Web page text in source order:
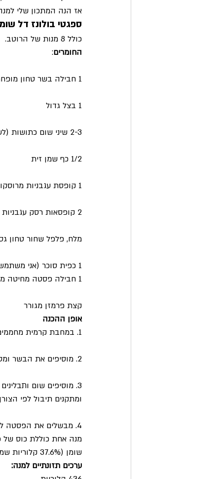
אז הנה המתכון שלי
ספגטי בולונז דל
כולל 8 מנות של הרוטב.
החומרים:
1 חבילה בשר טחון מופחת שומן (6%)
1 בצל גדול
2-3 שיני שום כתושות (לעצלנים אפשר קפוא)
1/2 כף שמן זית
1 קופסת עגבניות מרוסקות (800 גר’)
2 קופסאות רסק עגבניות (100 גר’)
מלח, פלפל שחור טחון
1 כפית סוכר (אני משתמשת בסוכרלוז)
1 חבילה פסטה מחיטה מלאה (500 גר’)
קצת פרמזן מגורר
אופן ההכנה
1. במחבת קרמית מחממים את שמן הזית ומטגנים/מאדים את הבצל עד שמזהיב.
2. מוסיפים את הבשר ומטגנים/מאדים אותו היטב עד שכל הבשר משנה את צבעו.
ומתקנים תיבול לפי
4. מבשלים את הפסטה לדרגת אל דנטה ומגישים לצד פרמזן מגורר.
מנה אחת כוללת כוס
שומן (37.6% קלוריות שמקורן בשומן), אבל השילוב עם הפסטה מאזן את זה יופי.
ערכים תזונתיים למנה: